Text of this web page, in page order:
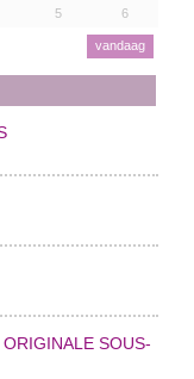
5 6
vandaag
SOUS-